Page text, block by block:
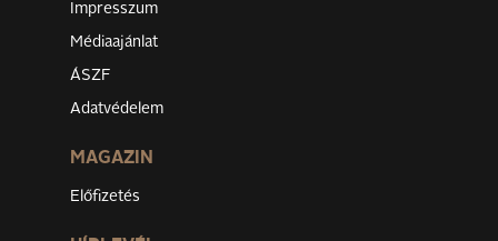
Impresszum
Médiaajánlat
ÁSZF
Adatvédelem
MAGAZIN
Előfizetés